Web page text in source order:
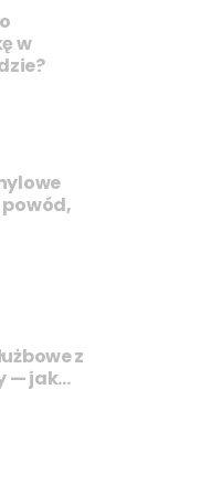
w
powód,
z
— jak…